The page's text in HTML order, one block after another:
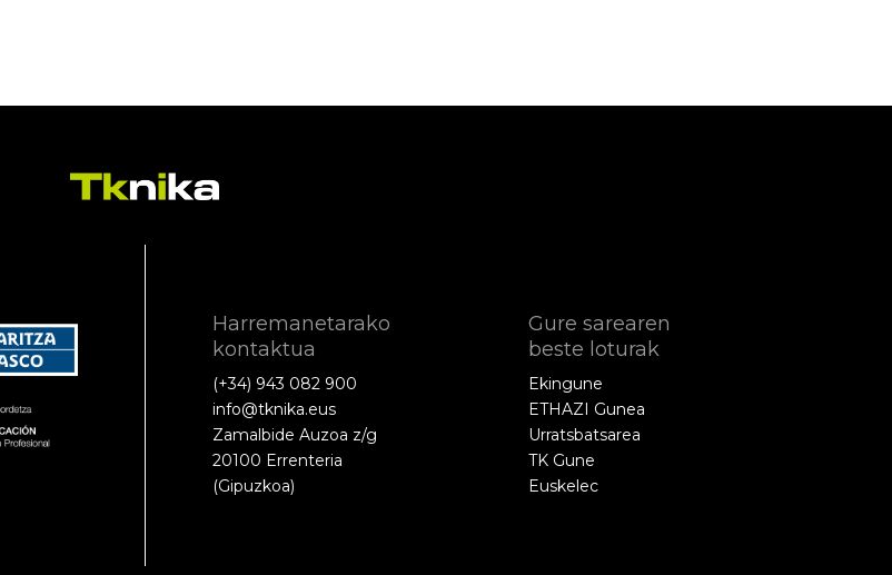
Harremanetarako
kontaktua
(+34) 943 082 900
info@tknika.eus
Zamalbide Auzoa z/g
20100 Errenteria
(Gipuzkoa)
Gure sarearen
beste loturak
Ekingune
ETHAZI Gunea
Urratsbatsarea
TK Gune
Euskelec